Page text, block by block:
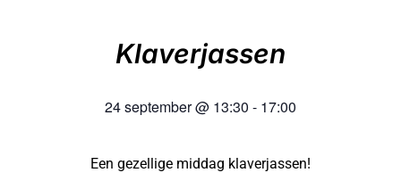
Klaverjassen
24 september@ 13:30 - 17:00
Een gezellige middag klaverjassen!